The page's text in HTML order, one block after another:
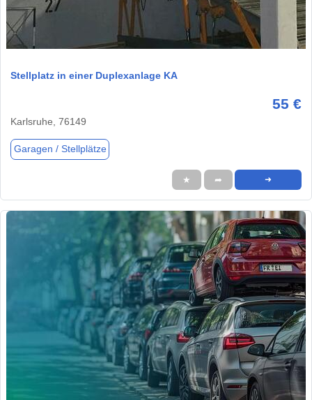
Stellplatz in einer Duplexanlage KA
55 €
Karlsruhe, 76149
Garagen / Stellplätze
★ ➦ ➜